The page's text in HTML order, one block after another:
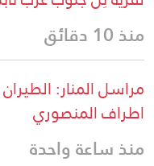
منذ 10 دقائق
مراسل المنار:
اطراف المنصوري
منذ ساعة واحدة